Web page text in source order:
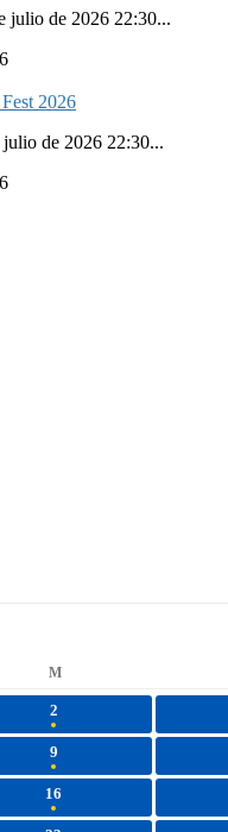
julio de 2026 22:30...
2026
de 2026 22:30...
M
2
9
16